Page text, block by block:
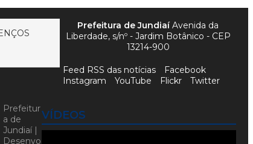
VÍDEOS
Prefeitura de JundiaíAvenida da
Liberdade, s/nº - Jardim Botânico - CEP
13214-900
Feed RSS das notícias
Facebook
Instagram
YouTube Flickr Twitter
Prefeitur
a de
Jundiaí |
Desenvo